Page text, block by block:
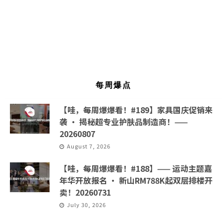
每周爆点
【哇，每周爆爆看！#189】家具国庆促销来
袭 · 揭秘超专业护肤品制造商！——
20260807
August 7, 2026
【哇，每周爆爆看！#188】—— 运动主题嘉
年华开放报名 · 新山RM788K起双层排楼开
卖！20260731
July 30, 2026